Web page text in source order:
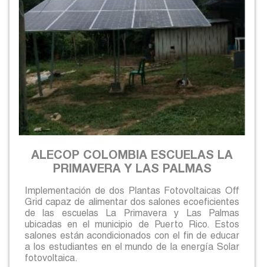
ALECOP COLOMBIA ESCUELAS LA
PRIMAVERA Y LAS PALMAS
Implementación de dos Plantas Fotovoltaicas Off
Grid capaz de alimentar dos salones ecoeficientes
de las escuelas La Primavera y Las Palmas
ubicadas en el municipio de Puerto Rico. Estos
salones están acondicionados con el fin de educar
a los estudiantes en el mundo de la energía Solar
fotovoltaica.